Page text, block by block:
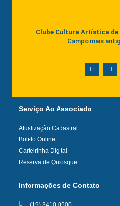
Clube Cultura Artística de
Campo mais
Serviço Ao Associado
Atualização Cadastral
Boleto Online
Carteirinha Digital
Reserva de Quiosque
Informações de Contato